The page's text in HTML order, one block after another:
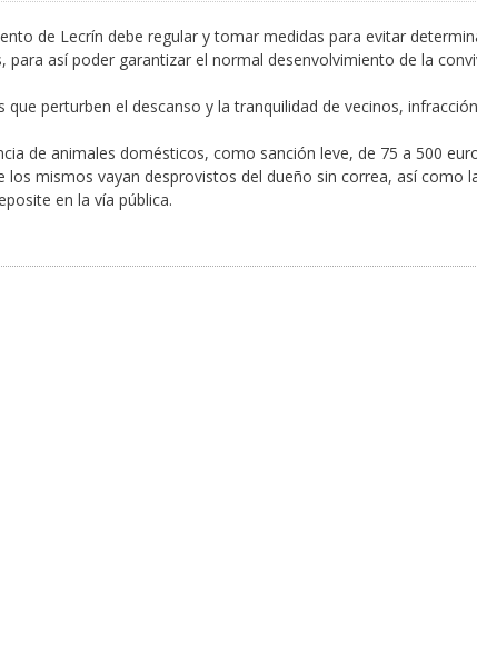
de Lecrín debe regular y tomar medidas para evitar
para así poder garantizar el normal desenvolvimiento de la
que perturben el descanso y la tranquilidad de vecinos,
de animales domésticos, como sanción leve, de 75 a 500
los mismos vayan desprovistos del dueño sin correa, así como
en la vía pública.